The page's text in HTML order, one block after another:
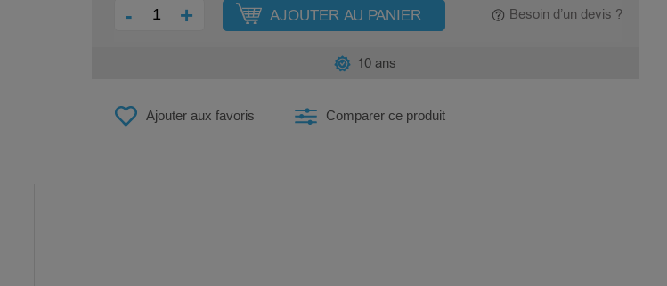
- + AJOUTER AU PANIER Besoin d’un devis ?
Ajouter aux favoris Comparer ce produit
10 ans